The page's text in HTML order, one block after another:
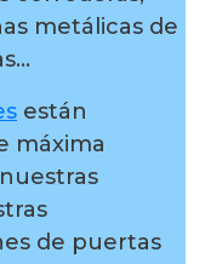
metálicas de
están
máxima
de puertas